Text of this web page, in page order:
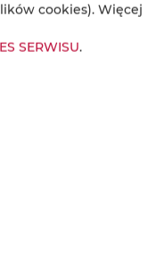
cookies). Więcej
SERWISU.